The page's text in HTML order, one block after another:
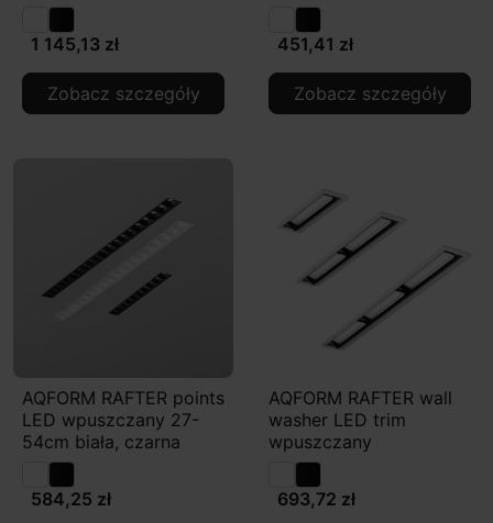
1 145,13 zł
Zobacz szczegóły
451,41 zł
Zobacz szczegóły
AQFORM RAFTER points
LED wpuszczany 27-
54cm biała, czarna
584,25 zł
AQFORM RAFTER wall
washer LED trim
wpuszczany
693,72 zł